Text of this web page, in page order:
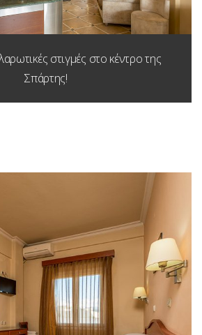
στιγμές στο κέντρο της
Σπάρτης!